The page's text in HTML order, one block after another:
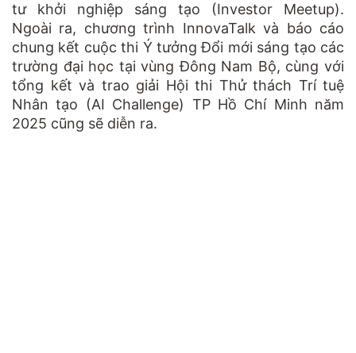
tư khởi nghiệp sáng tạo (Investor Meetup).
Ngoài ra, chương trình InnovaTalk và báo cáo
chung kết cuộc thi Ý tưởng Đổi mới sáng tạo các
trường đại học tại vùng Đông Nam Bộ, cùng với
tổng kết và trao giải Hội thi Thử thách Trí tuệ
Nhân tạo (AI Challenge) TP Hồ Chí Minh năm
2025 cũng sẽ diễn ra.